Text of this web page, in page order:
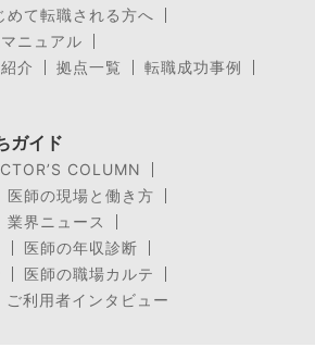
めて転職される方へ
ニュアル
介
拠点一覧
転職成功事例
ガイド
COLUMN
医師の現場と働き方
業界ニュース
医師の年収診断
医師の職場カルテ
利用者インタビュー